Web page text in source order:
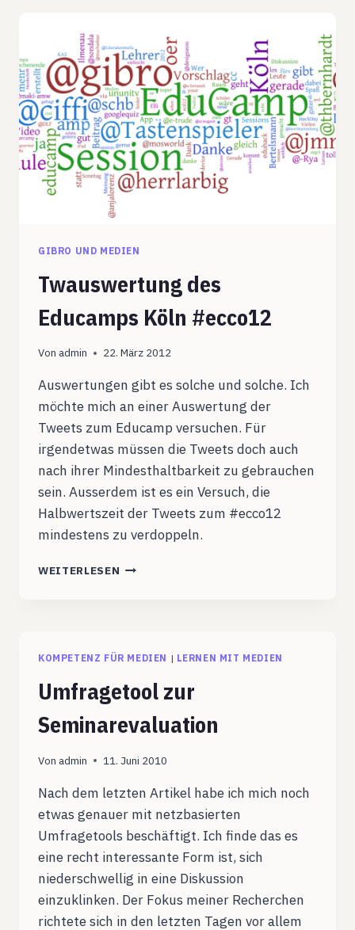
GIBRO UND MEDIEN
Twauswertung des
Educamps Köln #ecco12
Von admin 22. März 2012
Auswertungen gibt es solche und solche. Ich
möchte mich an einer Auswertung der
Tweets zum Educamp versuchen. Für
irgendetwas müssen die Tweets doch auch
nach ihrer Mindesthaltbarkeit zu gebrauchen
sein. Ausserdem ist es ein Versuch, die
Halbwertszeit der Tweets zum #ecco12
mindestens zu verdoppeln.
WEITERLESEN TWAUSWERTUNG
KOMPETENZ FÜR MEDIEN | LERNEN MIT MEDIEN
Umfragetool zur
Seminarevaluation
Von admin 11. Juni 2010
Nach dem letzten Artikel habe ich mich noch
etwas genauer mit netzbasierten
Umfragetools beschäftigt. Ich finde das es
eine recht interessante Form ist, sich
niederschwellig in eine Diskussion
einzuklinken. Der Fokus meiner Recherchen
richtete sich in den letzten Tagen vor allem